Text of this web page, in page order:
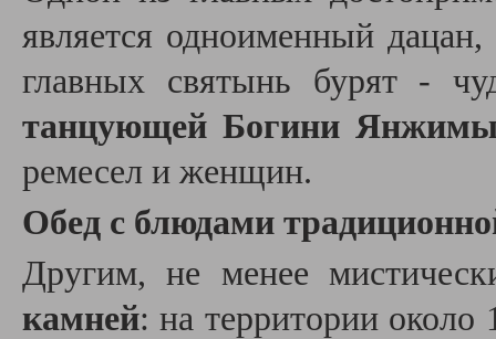
является одноименный
главных святынь бурят -
танцующей Богини
ремесел и женщин.
Обед с блюдами
Другим, не менее
камней: на территории около